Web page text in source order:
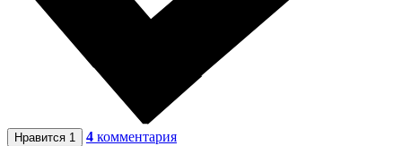
Нравится 1 4 комментария